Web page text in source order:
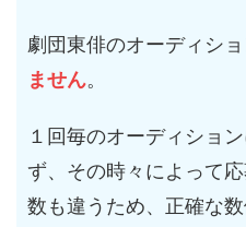
劇団東俳のオーディシ
ません。
１回毎のオーディショ
ず、その時々によって
数も違うため、正確な